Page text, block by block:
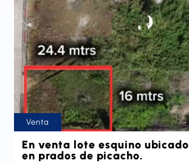
Venta
En venta lote esquino ubicado
en prados de picacho.